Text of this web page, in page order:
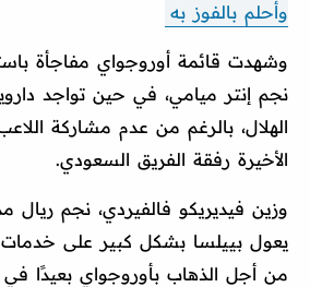
وأحلم بالفوز به
وشهدت قائمة أوروجواي مفاجأة
نجم إنتر ميامي، في حين تواجد
الهلال، بالرغم من عدم مشاركة
الأخيرة رفقة الفريق السعودي.
وزين فيديريكو فالفيردي، نجم ريال
يعول بييلسا بشكل كبير على
من أجل الذهاب بأوروجواي بعيدًا في